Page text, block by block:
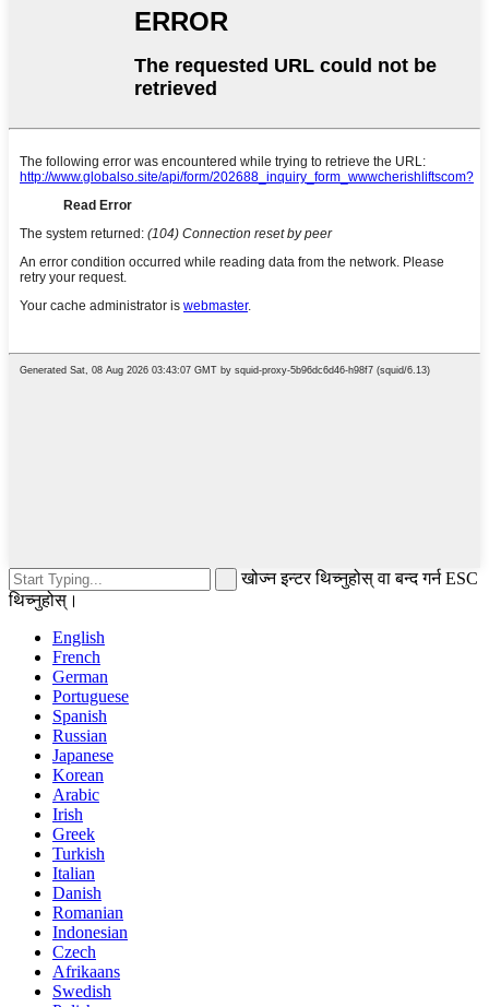
खोज्न इन्टर थिच्नुहोस् वा बन्द गर्न ESC
थिच्नुहोस्।
English
French
German
Portuguese
Spanish
Russian
Japanese
Korean
Arabic
Irish
Greek
Turkish
Italian
Danish
Romanian
Indonesian
Czech
Afrikaans
Swedish